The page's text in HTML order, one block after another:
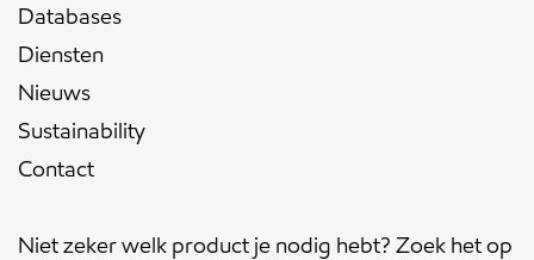
Databases
Diensten
Nieuws
Sustainability
Contact
Niet zeker welk product je nodig hebt? Zoek het op